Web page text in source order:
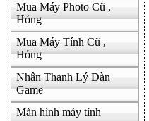
Mua Máy Photo Cũ ,
Hỏng
Mua Máy Tính Cũ ,
Hỏng
Nhân Thanh Lý Dàn
Game
Màn hình máy tính